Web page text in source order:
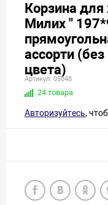
Корзина
Милих "
ассорти
цвета)
Артикул: 05048
24 товара
Авторизуйтесь,